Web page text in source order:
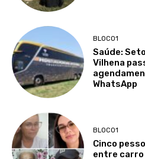
BLOCO1
Saúde:
Vilhena
WhatsApp
BLOCO1
Cinco
entre carro